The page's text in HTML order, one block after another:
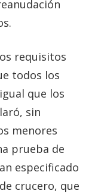
requisitos
todos los
que los
sin
menores
prueba de
especificado
crucero, que